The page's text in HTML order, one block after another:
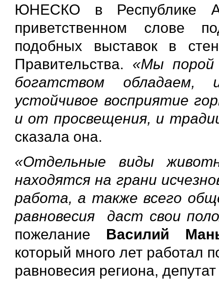
ЮНЕСКО в Республике
приветственном слове
подобных выставок в
Правительства. «Мы порой
богатством
устойчивое восприятие
и от просвещения, и
сказала она.
«Отдельные виды
находятся на грани
работа, а также всего
равновесия даст свои
пожелание Василий
который много лет работал
равновесия региона,